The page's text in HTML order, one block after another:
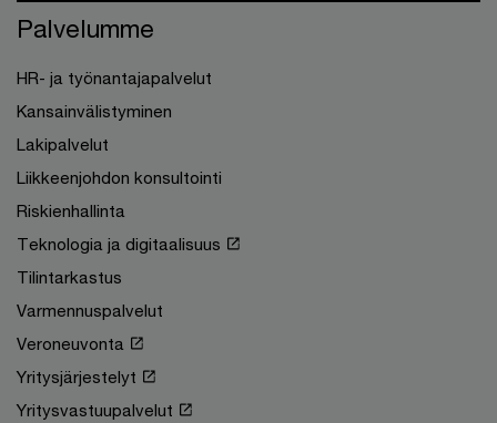
Palvelumme
HR- ja työnantajapalvelut
Kansainvälistyminen
Lakipalvelut
Liikkeenjohdon konsultointi
Riskienhallinta
Teknologia ja digitaalisuus
Tilintarkastus
Varmennuspalvelut
Veroneuvonta
Yritysjärjestelyt
Yritysvastuupalvelut